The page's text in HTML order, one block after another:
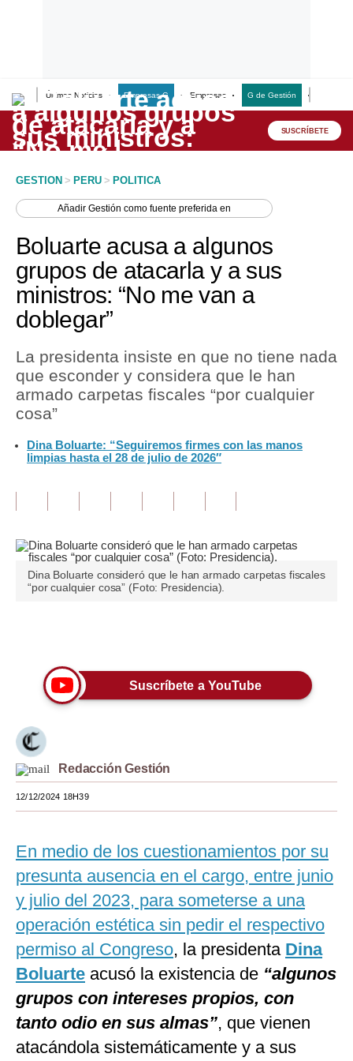
Últimas Noticias Empresas G Empresas G de Gestión
Lo último
Peru Quiosco
Economía
Mercados
Perú
Política
Tu Dinero
Finanzas Personales
Inmobiliarias
Opinión
Editorial
Pregunta de hoy
Lujo
Viajes
Moda
Estilos
Mundo
México
España
Internacional
Tecnología
Club del Suscriptor
Mix
G de Gestión
SUSCRÍBETE
GESTION > PERU > POLITICA
AñadirGestión como fuente preferida en
Boluarte acusa a algunos
grupos de atacarla y a sus
ministros: “No me van a
doblegar”
La presidenta insiste en que no tiene nada
que esconder y considera que le han
armado carpetas fiscales “por cualquier
cosa”
Dina Boluarte: “Seguiremos firmes con las manos
limpias hasta el 28 de julio de 2026″
Dina Boluarte consideró que le han armado carpetas fiscales
“por cualquier cosa” (Foto: Presidencia).
Suscríbete a YouTube
Redacción Gestión
12/12/2024 18H39
En medio de los cuestionamientos por su
presunta ausencia en el cargo, entre junio
y julio del 2023, para someterse a una
operación estética sin pedir el respectivo
permiso al Congreso, la presidenta Dina
Boluarte acusó la existencia de “algunos
grupos con intereses propios, con
tanto odio en sus almas”, que vienen
atacándola sistemáticamente y a sus